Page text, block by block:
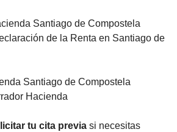
Santiago de Compostela
de la Renta en Santiago de
Santiago de Compostela
Hacienda
tu cita previa si necesitas